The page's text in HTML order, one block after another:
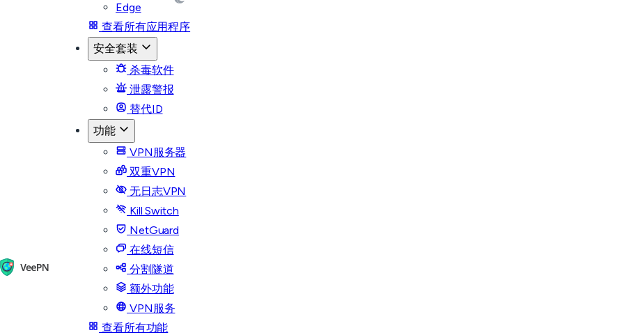
Edge
查看所有应用程序
安全套装
杀毒软件
泄露警报
替代ID
功能
VPN服务器
双重VPN
无日志VPN
Kill Switch
NetGuard
在线短信
分割隧道
额外功能
VPN服务
查看所有功能